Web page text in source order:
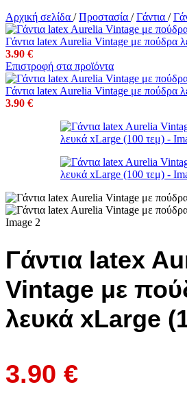
Αρχική σελίδα / Προστασία / Γάντια /
Γάντια latex Aurelia Vintage με πούδρα
3.90 €
Επιστροφή στα προϊόντα
Γάντια latex Aurelia Vintage με πούδρα
3.90 €
Γάντια latex
Vintage με
λευκά xLarge
3.90 €